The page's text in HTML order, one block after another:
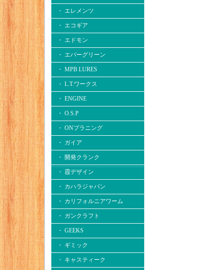
・ エレメンツ
・ エコギア
・ エドモン
・ エバーグリーン
・ MPB LURES
・ L.T.ワークス
・ ENGINE
・ O.S.P
・ ONプラニング
・ ガイア
・ 開発クランク
・ 霞デザイン
・ カハラジャパン
・ カリフォルニアワーム
・ ガンクラフト
・ GEEKS
・ ギミック
・ キャスティーク